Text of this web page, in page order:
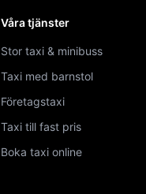
Våra tjänster
Stor taxi & minibuss
Taxi med barnstol
Företagstaxi
Taxi till fast pris
Boka taxi online